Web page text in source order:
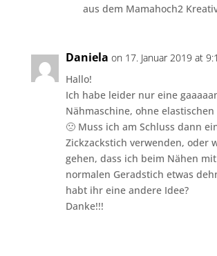
aus dem Mamahoch2
Daniela on 17. Januar 2019 at
Hallo!
Ich habe leider nur eine
Nähmaschine, ohne elastischen
🙁 Muss ich am Schluss dann
Zickzackstich verwenden, oder
gehen, dass ich beim Nähen
normalen Geradstich etwas
habt ihr eine andere Idee?
Danke!!!